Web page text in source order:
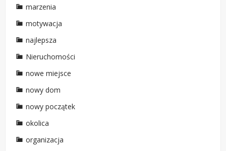
marzenia
motywacja
najlepsza
Nieruchomości
nowe miejsce
nowy dom
nowy początek
okolica
organizacja